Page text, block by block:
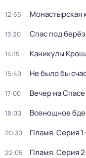
12:55 Монастырская
13:20 Спас под
14:15 Каникулы
15:40 Не было бы
17:00 Вечер на Спасе
18:00 Всенощное
20:30 Пламя. Серия
22:05 Пламя. Серия